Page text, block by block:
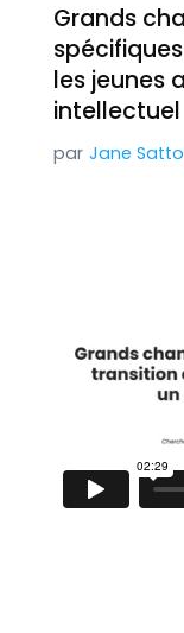
Grands
les jeunes
intellectuel
Jane